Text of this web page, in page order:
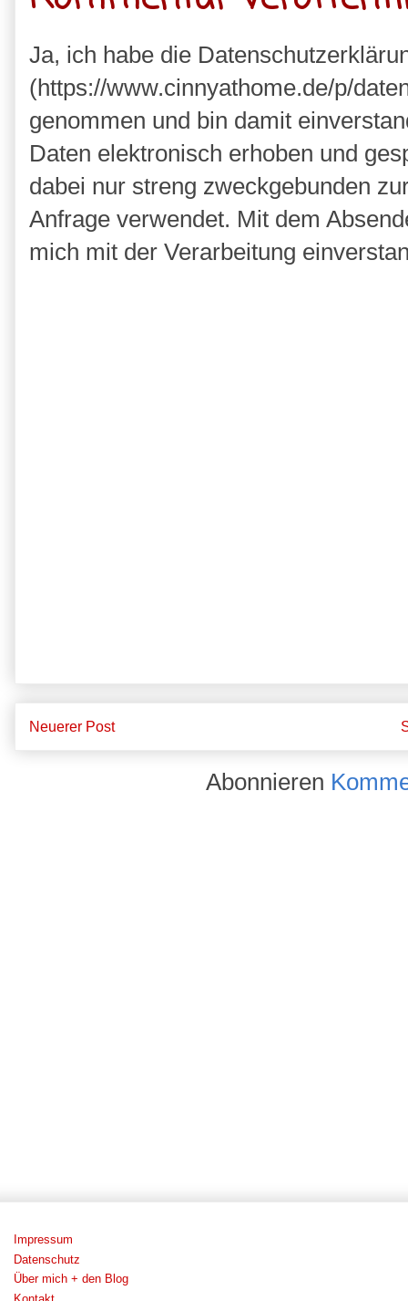
Ja, ich habe die
(https://www.cinnyathome.de/p/
genommen und bin damit
Daten elektronisch erhoben und
dabei nur streng zweckgebunden
Anfrage verwendet. Mit dem
mich mit der Verarbeitung
Neuerer Post
Abonnieren
Impressum
Datenschutz
Über mich + den Blog